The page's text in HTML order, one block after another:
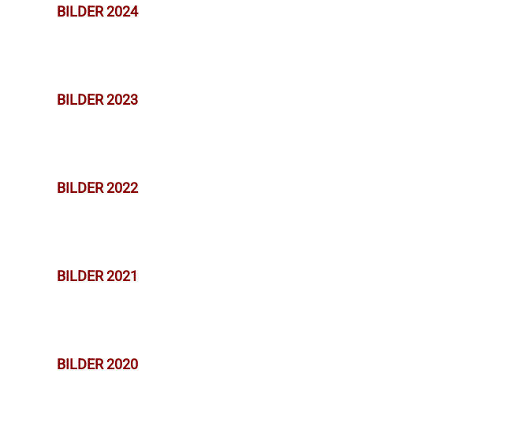
BILDER 2024
BILDER 2023
BILDER 2022
BILDER 2021
BILDER 2020